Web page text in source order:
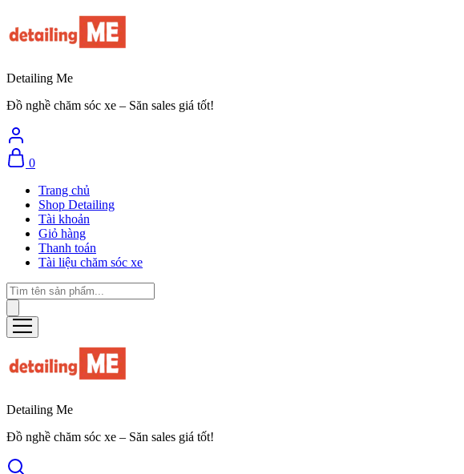
Detailing Me
Đồ nghề chăm sóc xe – Săn sales giá tốt!
0
Trang chủ
Shop Detailing
Tài khoản
Giỏ hàng
Thanh toán
Tài liệu chăm sóc xe
Tìm
kiếm
sản
phẩm
Detailing Me
Đồ nghề chăm sóc xe – Săn sales giá tốt!